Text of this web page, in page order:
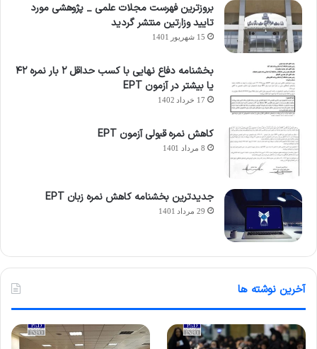
بروزترین فهرست مجلات علمی _ پژوهشی مورد
تایید وزارتین منتشر گردید
15 شهریور 1401
بخشنامه دفاع نهایی با کسب حداقل ۲ بار نمره ۴۲
یا بیشتر در آزمون EPT
17 خرداد 1402
کاهش نمره قبولی آزمون EPT
8 مرداد 1401
جدیدترین بخشنامه کاهش نمره زبان EPT
29 مرداد 1401
آخرین نوشته ها